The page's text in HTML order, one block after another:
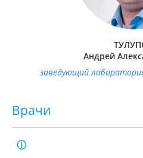
Свидетельство об
Андрей
заведующий
Врачи